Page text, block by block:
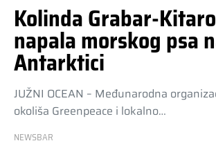
Kolinda Grabar-
napala morskog psa
Antarktici
JUŽNI OCEAN – Međunarodna
okoliša Greenpeace i lokalno…
NEWSBAR